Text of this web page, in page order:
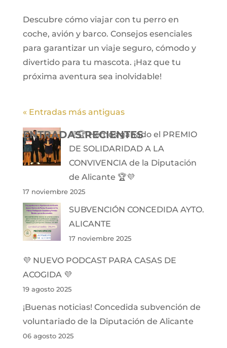
Descubre cómo viajar con tu perro en
coche, avión y barco. Consejos esenciales
para garantizar un viaje seguro, cómodo y
divertido para tu mascota. ¡Haz que tu
próxima aventura sea inolvidable!
« Entradas más antiguas
ENTRADAS RECIENTES
💜🏆 Hemos ganado el PREMIO
DE SOLIDARIDAD A LA
CONVIVENCIA de la Diputación
de Alicante 🏆💜
17 noviembre 2025
SUBVENCIÓN CONCEDIDA AYTO.
ALICANTE
17 noviembre 2025
💜 NUEVO PODCAST PARA CASAS DE
ACOGIDA 💜
19 agosto 2025
¡Buenas noticias! Concedida subvención de
voluntariado de la Diputación de Alicante
06 agosto 2025